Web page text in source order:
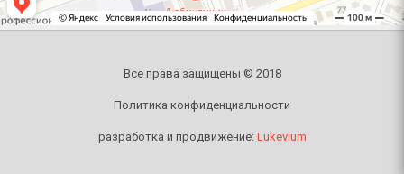
Все права защищены © 2018
Политика конфиденциальности
разработка и продвижение: Lukevium